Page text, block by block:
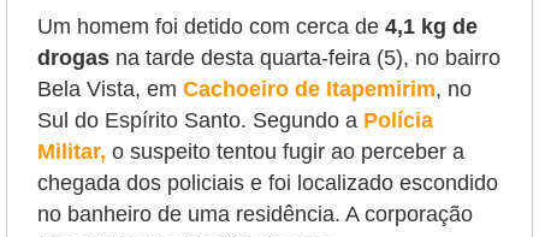
Um homem foi detido com cerca de 4,1 kg de
drogas na tarde desta quarta-feira (5), no bairro
Bela Vista, em Cachoeiro de Itapemirim, no
Sul do Espírito Santo. Segundo a Polícia
Militar, o suspeito tentou fugir ao perceber a
chegada dos policiais e foi localizado escondido
no banheiro de uma residência. A corporação